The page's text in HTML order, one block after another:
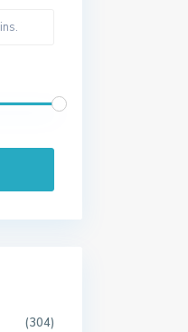
(304)